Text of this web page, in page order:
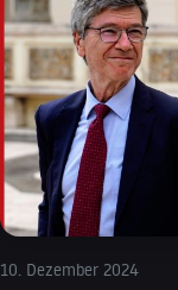
10. Dezember 2024